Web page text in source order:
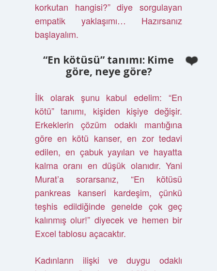
korkutan hangisi?” diye sorgulayan
empatik yaklaşımı… Hazırsanız
başlayalım.
“En kötüsü” tanımı: Kime
göre, neye göre?
İlk olarak şunu kabul edelim: “En
kötü” tanımı, kişiden kişiye değişir.
Erkeklerin çözüm odaklı mantığına
göre en kötü kanser, en zor tedavi
edilen, en çabuk yayılan ve hayatta
kalma oranı en düşük olanıdır. Yani
Murat’a sorarsanız, “En kötüsü
pankreas kanseri kardeşim, çünkü
teşhis edildiğinde genelde çok geç
kalınmış olur!” diyecek ve hemen bir
Excel tablosu açacaktır.
Kadınların ilişki ve duygu odaklı